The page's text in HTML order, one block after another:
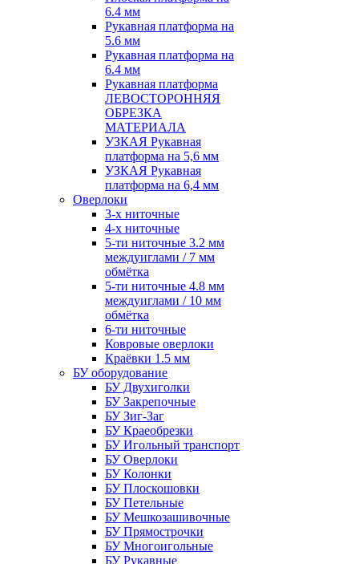
6.4 мм
Рукавная платформа на
5.6 мм
Рукавная платформа на
6.4 мм
Рукавная платформа
ЛЕВОСТОРОННЯЯ
ОБРЕЗКА
МАТЕРИАЛА
УЗКАЯ Рукавная
платформа на 5,6 мм
УЗКАЯ Рукавная
платформа на 6,4 мм
Оверлоки
3-х ниточные
4-х ниточные
5-ти ниточные 3.2 мм
междуиглами / 7 мм
обмётка
5-ти ниточные 4.8 мм
междуиглами / 10 мм
обмётка
6-ти ниточные
Ковровые оверлоки
Краёвки 1.5 мм
БУ оборудование
БУ Двухиголки
БУ Закрепочные
БУ Зиг-Заг
БУ Краеобрезки
БУ Игольный транспорт
БУ Оверлоки
БУ Колонки
БУ Плоскошовки
БУ Петельные
БУ Мешкозашивочные
БУ Прямострочки
БУ Многоигольные
БУ Рукавные